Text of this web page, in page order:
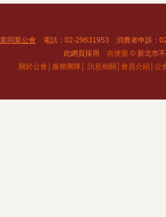
同業公會 電話：02-29631953 消費者申訴：
此網頁採用 吉便屋 © 新北市
關於公會│ 服務團隊│ 訊息相關│ 會員介紹│ 公